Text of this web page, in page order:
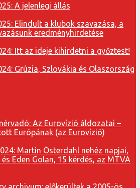
A jelenlegi állás
Elindult a klubok szavazása, a
eredményhirdetése
Itt az ideje kihirdetni a győztest!
Grúzia, Szlovákia és Olaszország
Az Eurovízió áldozatai –
Európának (az Eurovízió)
Martin Österdahl nehéz napjai,
Eden Golan, 15 kérdés, az MTVA